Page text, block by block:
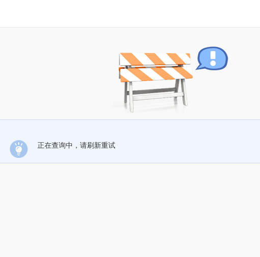
正在查询中，请刷新重试